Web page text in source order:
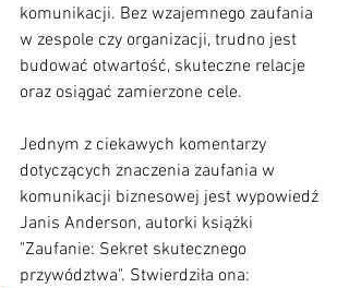
komunikacji. Bez wzajemnego zaufania
w zespole czy organizacji, trudno jest
budować otwartość, skuteczne relacje
oraz osiągać zamierzone cele.
Jednym z ciekawych komentarzy
dotyczących znaczenia zaufania w
komunikacji biznesowej jest wypowiedź
Janis Anderson, autorki książki
"Zaufanie: Sekret skutecznego
przywództwa". Stwierdziła ona: